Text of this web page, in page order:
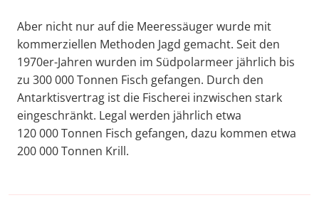
Aber nicht nur auf die Meeressäuger wurde mit
kommerziellen Methoden Jagd gemacht. Seit den
1970er-Jahren wurden im Südpolarmeer jährlich bis
zu 300 000 Tonnen Fisch gefangen. Durch den
Antarktisvertrag ist die Fischerei inzwischen stark
eingeschränkt. Legal werden jährlich etwa
120 000 Tonnen Fisch gefangen, dazu kommen etwa
200 000 Tonnen Krill.